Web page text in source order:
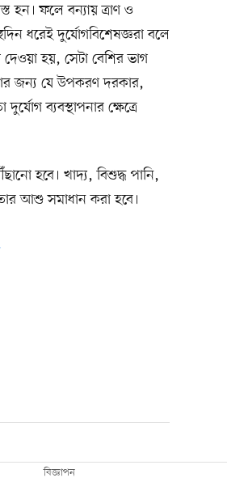
হন। ফলে বন্যায় ত্রাণ ও
ধরেই দুর্যোগবিশেষজ্ঞরা বলে
হয়, সেটা বেশির ভাগ
জন্য যে উপকরণ দরকার,
ব্যবস্থাপনার ক্ষেত্রে
হবে। খাদ্য, বিশুদ্ধ পানি,
আশু সমাধান করা হবে।